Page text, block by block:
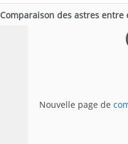
Comparaison des astres entre
Nouvelle page de